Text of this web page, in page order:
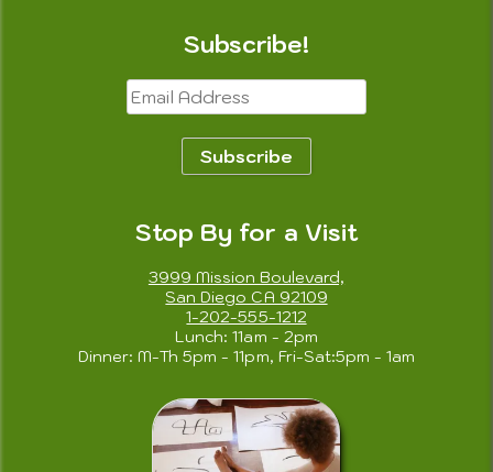
Subscribe!
Email
Address
Subscribe
Stop By for a Visit
3999 Mission Boulevard,
San Diego CA 92109
1-202-555-1212
Lunch: 11am - 2pm
Dinner: M-Th 5pm - 11pm, Fri-Sat:5pm - 1am